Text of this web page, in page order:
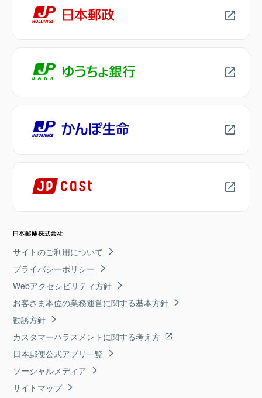
サイトのご利用について
プライバシーポリシー
Webアクセシビリティ方針
お客さま本位の業務運営に関する基本方針
勧誘方針
カスタマーハラスメントに関する考え方
日本郵便公式アプリ一覧
ソーシャルメディア
サイトマップ